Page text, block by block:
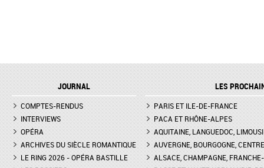
JOURNAL
COMPTES-RENDUS
INTERVIEWS
OPÉRA
ARCHIVES DU SIÈCLE ROMANTIQUE
LE RING 2026 - OPÉRA BASTILLE
LES
PARIS ET ILE-DE-FRANCE
PACA ET RHÔNE-ALPES
AQUITAINE, LANGUEDOC,
AUVERGNE, BOURGOGNE, CENTRE
ALSACE, CHAMPAGNE,